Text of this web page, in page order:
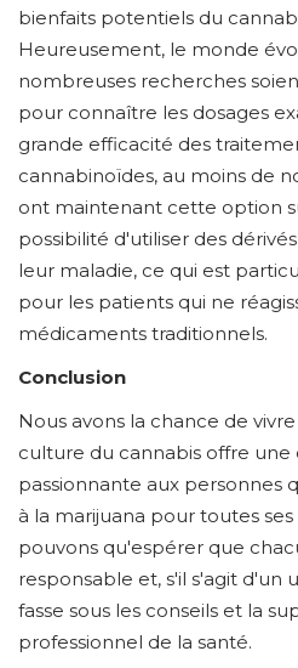
bienfaits potentiels du
Heureusement, le monde
nombreuses recherches
pour connaître les dosages
grande efficacité des
cannabinoïdes, au moins de
ont maintenant cette option
possibilité d'utiliser des
leur maladie, ce qui est
pour les patients qui ne
médicaments traditionnels.
Conclusion
Nous avons la chance de
culture du cannabis offre
passionnante aux personnes
à la marijuana pour toutes
pouvons qu'espérer que
responsable et, s'il s'agit d'un
fasse sous les conseils et la
professionnel de la santé.